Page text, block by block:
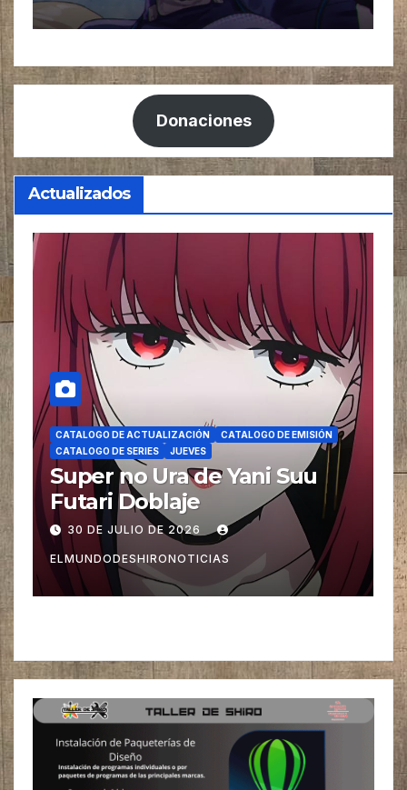
Donaciones
Actualizados
CATALOGO DE ACTUALIZACIÓN
CATALOGO DE EMISIÓN
CATALOGO DE SERIES
JUEVES
Super no Ura de Yani Suu
Futari Doblaje
30 DE JULIO DE 2026
ELMUNDODESHIRONOTICIAS